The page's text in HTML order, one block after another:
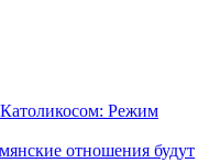
Режим
отношения будут